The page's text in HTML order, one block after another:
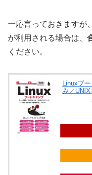
一応言っておきますが
が利用される場合は、
ください。
Linuxブ
み／